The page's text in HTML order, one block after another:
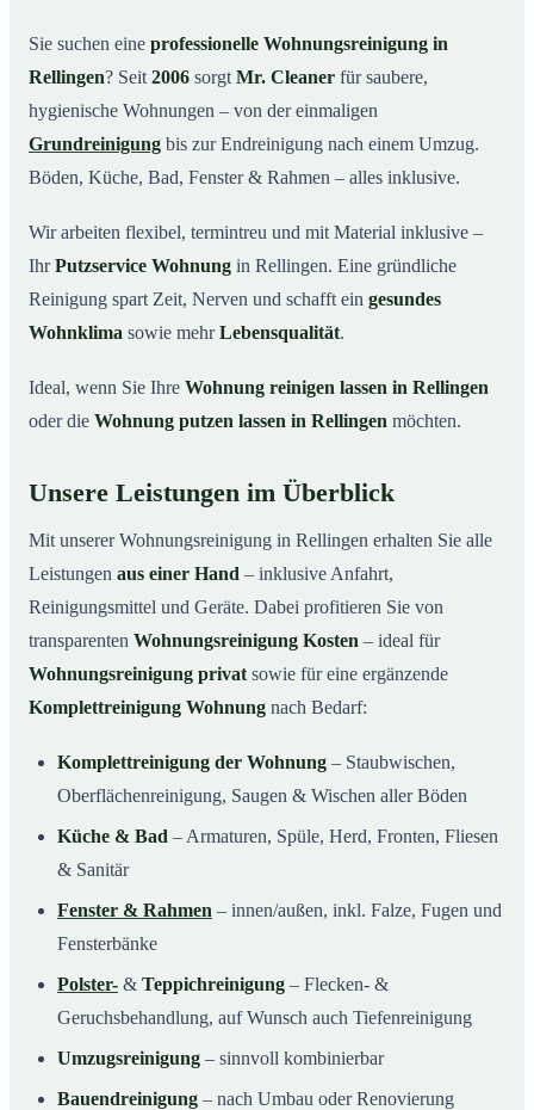
03Warum Mr. Cleaner in Rellingen?
04So funktioniert’s
05Typische Anlässe für eine Wohnungsreinigung
08So reinigen unsere Profis Ihre Wohnung in
Rellingen
Sie suchen eine professionelle Wohnungsreinigung in
Rellingen? Seit 2006 sorgt Mr. Cleaner für saubere,
hygienische Wohnungen – von der einmaligen
Grundreinigung bis zur Endreinigung nach einem Umzug.
Böden, Küche, Bad, Fenster & Rahmen – alles inklusive.
Wir arbeiten flexibel, termintreu und mit Material inklusive –
IhrPutzservice Wohnung in Rellingen. Eine gründliche
Reinigung spart Zeit, Nerven und schafft ein gesundes
Wohnklima sowie mehrLebensqualität.
Ideal, wenn Sie Ihre Wohnung reinigen lassen in Rellingen
oder die Wohnung putzen lassen in Rellingen möchten.
Unsere Leistungen im Überblick
Mit unserer Wohnungsreinigung in Rellingen erhalten Sie alle
Leistungen aus einer Hand – inklusive Anfahrt,
Reinigungsmittel und Geräte. Dabei profitieren Sie von
transparenten Wohnungsreinigung Kosten – ideal für
Wohnungsreinigung privat sowie für eine ergänzende
Komplettreinigung Wohnung nach Bedarf:
Komplettreinigung der Wohnung – Staubwischen,
Oberflächenreinigung, Saugen & Wischen aller Böden
Küche & Bad – Armaturen, Spüle, Herd, Fronten, Fliesen
& Sanitär
Fenster & Rahmen – innen/außen, inkl. Falze, Fugen und
Fensterbänke
Polster- & Teppichreinigung – Flecken- &
Geruchsbehandlung, auf Wunsch auch Tiefenreinigung
Umzugsreinigung – sinnvoll kombinierbar
Bauendreinigung – nach Umbau oder Renovierung